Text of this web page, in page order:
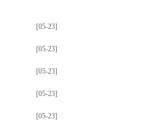
[05-23]
[05-23]
[05-23]
[05-23]
[05-23]